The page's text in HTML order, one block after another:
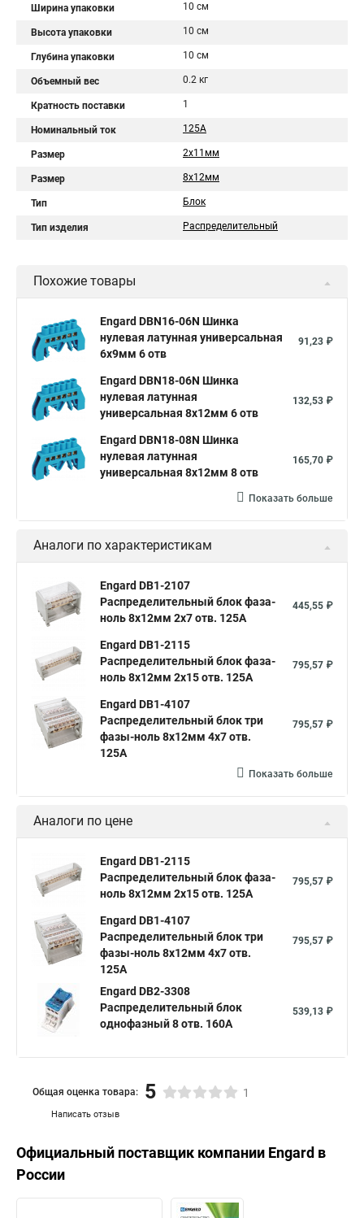
Ширина упаковки 10 см
Высота упаковки 10 см
Глубина упаковки 10 см
Объемный вес 0.2 кг
Кратность поставки 1
Номинальный ток 125А
Размер 2х11мм
Размер 8х12мм
Тип Блок
Тип изделия Распределительный
Похожие товары
Engard DBN16-06N Шинка
нулевая латунная универсальная
6х9мм 6 отв
91,23 ₽
Engard DBN18-06N Шинка
нулевая латунная
универсальная 8х12мм 6 отв
132,53 ₽
Engard DBN18-08N Шинка
нулевая латунная
универсальная 8х12мм 8 отв
165,70 ₽
Показать больше
Аналоги по характеристикам
Engard DB1-2107
Распределительный блок фаза-
ноль 8х12мм 2х7 отв. 125А
445,55 ₽
Engard DB1-2115
Распределительный блок фаза-
ноль 8х12мм 2х15 отв. 125А
795,57 ₽
Engard DB1-4107
Распределительный блок три
фазы-ноль 8х12мм 4х7 отв.
125А
795,57 ₽
Показать больше
Аналоги по цене
Engard DB1-2115
Распределительный блок фаза-
ноль 8х12мм 2х15 отв. 125А
795,57 ₽
Engard DB1-4107
Распределительный блок три
фазы-ноль 8х12мм 4х7 отв.
125А
795,57 ₽
Engard DB2-3308
Распределительный блок
однофазный 8 отв. 160А
539,13 ₽
Написать отзыв
Общая оценка товара: 5 1
Официальный поставщик компании Engard в
России